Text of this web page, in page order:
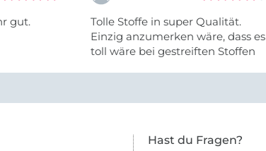
gut.
Tolle Stoffe in super Qualität.
Einzig anzumerken wäre, dass es
toll wäre bei gestreiften Stoffen
Hast du Fragen?